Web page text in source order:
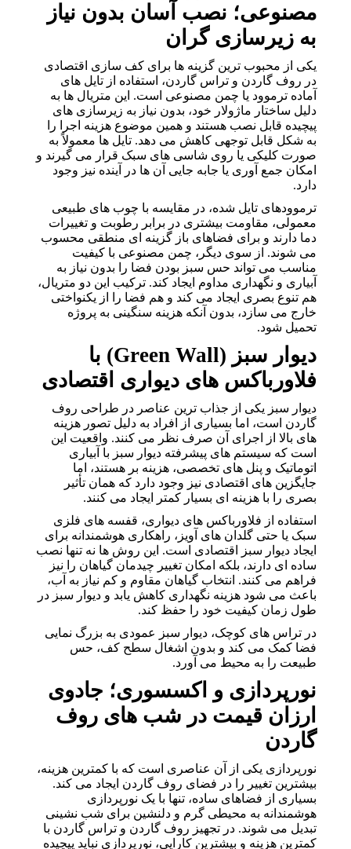
مصنوعی؛ نصب آسان بدون نیاز
به زیرسازی گران
یکی از محبوب ترین گزینه ها برای کف سازی اقتصادی
در روف گاردن و تراس گاردن، استفاده از تایل های
آماده ترموود یا چمن مصنوعی است. این متریال ها به
دلیل ساختار ماژولار خود، بدون نیاز به زیرسازی های
پیچیده قابل نصب هستند و همین موضوع هزینه اجرا را
به شکل قابل توجهی کاهش می دهد. تایل ها معمولاً به
صورت کلیکی یا روی شاسی های سبک قرار می گیرند و
امکان جمع آوری یا جابه جایی آن ها در آینده نیز وجود
دارد.
ترموودهای تایل شده، در مقایسه با چوب های طبیعی
معمولی، مقاومت بیشتری در برابر رطوبت و تغییرات
دما دارند و برای فضاهای باز گزینه ای منطقی محسوب
می شوند. از سوی دیگر، چمن مصنوعی با کیفیت
مناسب می تواند حس سبز بودن فضا را بدون نیاز به
آبیاری و نگهداری مداوم ایجاد کند. ترکیب این دو متریال،
هم تنوع بصری ایجاد می کند و هم فضا را از یکنواختی
خارج می سازد، بدون آنکه هزینه سنگینی به پروژه
تحمیل شود.
دیوار سبز (Green Wall) با
فلاورباکس های دیواری اقتصادی
دیوار سبز یکی از جذاب ترین عناصر در طراحی روف
گاردن است، اما بسیاری از افراد به دلیل تصور هزینه
های بالا از اجرای آن صرف نظر می کنند. واقعیت این
است که سیستم های پیشرفته دیوار سبز با آبیاری
اتوماتیک و پنل های تخصصی، هزینه بر هستند، اما
جایگزین های اقتصادی نیز وجود دارد که همان تأثیر
بصری را با هزینه ای بسیار کمتر ایجاد می کنند.
استفاده از فلاورباکس های دیواری، قفسه های فلزی
سبک یا حتی گلدان های آویز، راهکاری هوشمندانه برای
ایجاد دیوار سبز اقتصادی است. این روش ها نه تنها نصب
ساده ای دارند، بلکه امکان تغییر چیدمان گیاهان را نیز
فراهم می کنند. انتخاب گیاهان مقاوم و کم نیاز به آب،
باعث می شود هزینه نگهداری کاهش یابد و دیوار سبز در
طول زمان کیفیت خود را حفظ کند.
در تراس های کوچک، دیوار سبز عمودی به بزرگ نمایی
فضا کمک می کند و بدون اشغال سطح کف، حس
طبیعت را به محیط می آورد.
نورپردازی و اکسسوری؛ جادوی
ارزان قیمت در شب های روف
گاردن
نورپردازی یکی از آن عناصری است که با کمترین هزینه،
بیشترین تغییر را در فضای روف گاردن ایجاد می کند.
بسیاری از فضاهای ساده، تنها با یک نورپردازی
هوشمندانه به محیطی گرم و دلنشین برای شب نشینی
تبدیل می شوند. در تجهیز روف گاردن و تراس گاردن با
کمترین هزینه و بیشترین کارایی، نورپردازی نباید پیچیده